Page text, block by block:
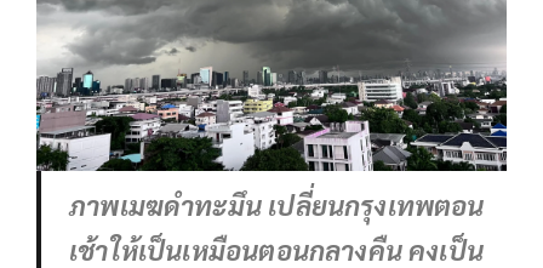
ภาพเมฆดำทะมึน เปลี่ยนกรุงเทพตอน
เช้าให้เป็นเหมือนตอนกลางคืน คงเป็น